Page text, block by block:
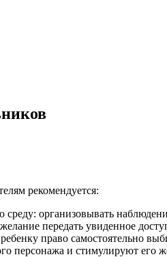
рекомендуется:
организовывать
передать увиденное
право самостоятельно
персонажа и стимулируют его